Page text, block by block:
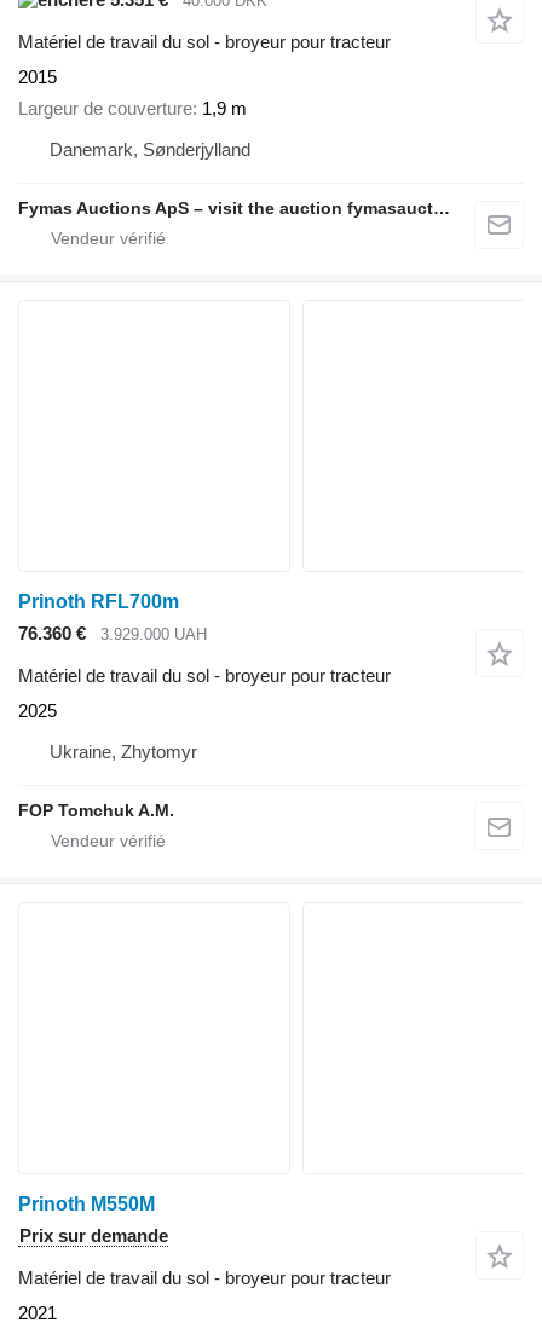
Matériel de travail du sol - broyeur pour tracteur
2015
Largeur de couverture 1,9 m
Danemark, Sønderjylland
Fymas Auctions ApS – visit the auction fymasauctions.dk
Prinoth RFL700m
76.360 €
3.929.000 UAH
Matériel de travail du sol - broyeur pour tracteur
2025
Ukraine, Zhytomyr
FOP Tomchuk A.M.
Prinoth M550M
Prix sur demande
Matériel de travail du sol - broyeur pour tracteur
2021